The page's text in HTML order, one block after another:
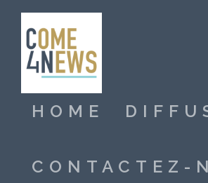
HOME
CONTACTEZ-